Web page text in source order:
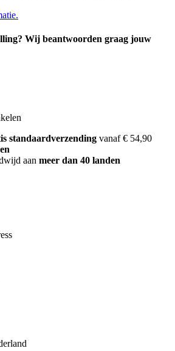
Wij beantwoorden graag jouw
standaardverzending vanaf € 54,90
aan meer dan 40 landen